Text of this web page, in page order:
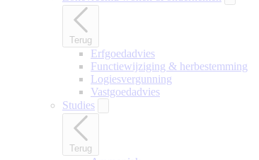
Terug
Erfgoedadvies
Functiewijziging & herbestemming
Logiesvergunning
Vastgoedadvies
Studies
Terug